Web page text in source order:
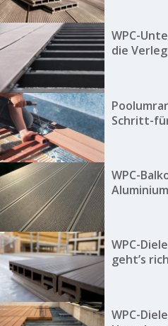
WPC-
die
Schritt-
WPC-
WPC-
geht’s
WPC-